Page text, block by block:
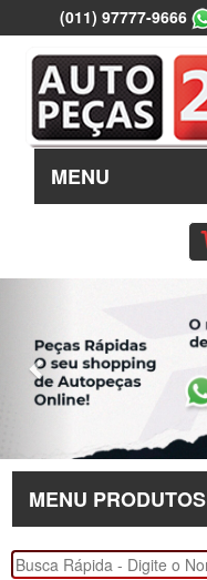
(011) 97777-9666
MENU
MENU PRODUTOS